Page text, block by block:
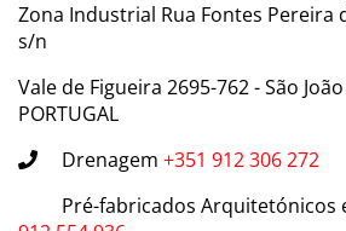
Zona Industrial Rua Fontes Pereira
s/n
Vale de Figueira 2695-762 - São
PORTUGAL
Drenagem +351 912 306 272
Pré-fabricados Arquitetónicos